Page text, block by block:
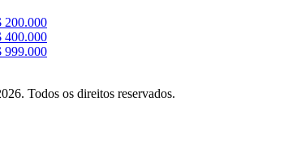
200.000
400.000
999.000
Todos os direitos reservados.